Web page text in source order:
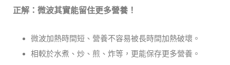
正解：微波其實能留住更多營養！
微波加熱時間短、營養不容易被長時間加熱破壞。
相較於水煮、炒、煎、炸等，更能保存更多營養。